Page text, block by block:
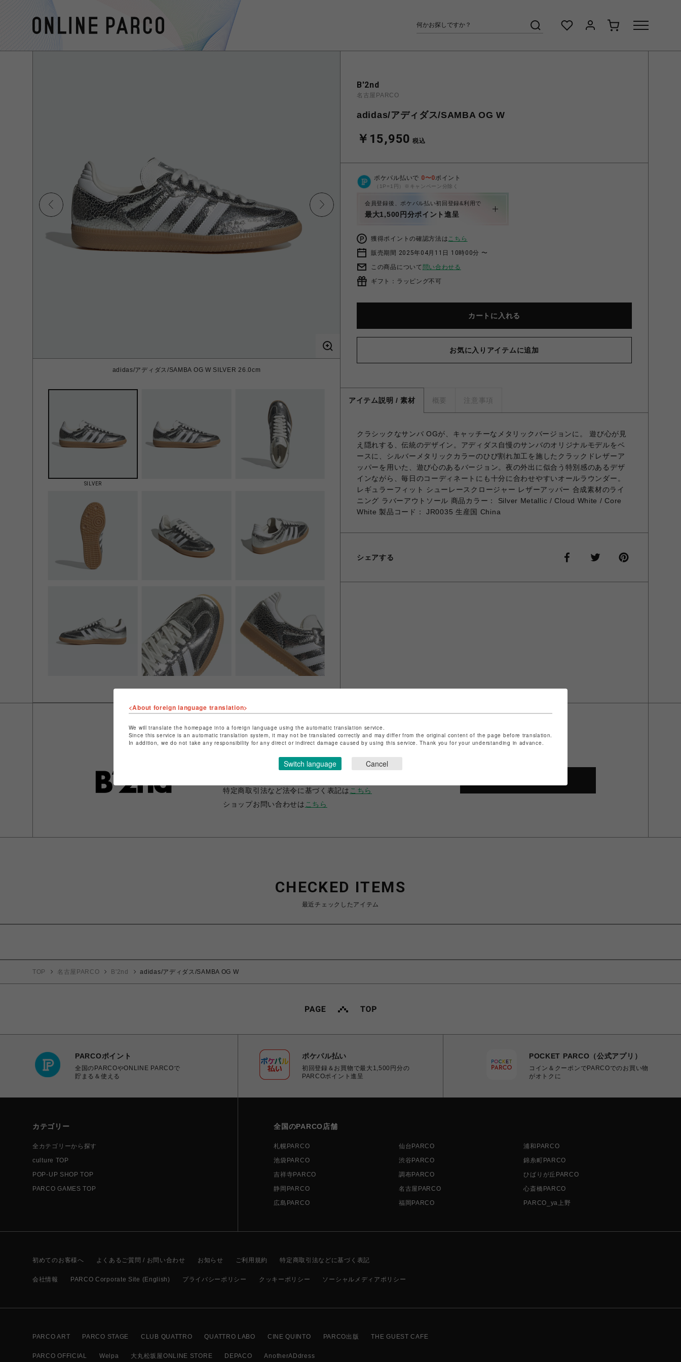
adidas/アディダス/SAMBA OG W SILVER 26.0cm
SILVER
B'2nd
名古屋PARCO
adidas/アディダス/SAMBA OG W
￥15,950 税込
ポケパル払いで 0〜0ポイント
（1P=1円）※キャンペーン分除く
会員登録後、ポケパル払い初回登録&利用で
最大1,500円分ポイント進呈
獲得ポイントの確認方法はこちら
販売期間 2025年04月11日 10時00分 〜
この商品について 問い合わせる
ギフト：ラッピング不可
カートに入れる
お気に入りアイテムに追加
アイテム説明 / 素材 概要 注意事項
クラシックなサンバ OGが、キャッチーなメタリックバージョンに。 遊び心が見
え隠れする、伝統のデザイン。アディダス自慢のサンバのオリジナルモデルをベ
ースに、シルバーメタリックカラーのひび割れ加工を施したクラックドレザーア
ッパーを用いた、遊び心のあるバージョン。夜の外出に似合う特別感のあるデザ
インながら、毎日のコーディネートにも十分に合わせやすいオールラウンダー。
レギュラーフィット シューレースクロージャー レザーアッパー 合成素材のライ
ニング ラバーアウトソール 商品カラー： Silver Metallic / Cloud White / Core
White 製品コード： JR0035 生産国 China
シェアする
B'2nd
名古屋PARCO
特定商取引法など法令に基づく表記は こちら
ショップお問い合わせは こちら
CHECKED ITEMS
最近チェックしたアイテム
TOP 名古屋PARCO B'2nd adidas/アディダス/SAMBA OG W
PARCOポイント
全国のPARCOやONLINE PARCOで
貯まる＆使える
ポケパル払い
初回登録＆お買物で最大1,500円分の
PARCOポイント進呈
POCKET PARCO（公式アプリ）
コイン＆クーポンでPARCOでのお買い物
がオトクに
カテゴリー
全カテゴリーから探す
culture TOP
POP-UP SHOP TOP
PARCO GAMES TOP
全国のPARCO店舗
札幌PARCO 仙台PARCO
浦和PARCO
池袋PARCO
渋谷PARCO
錦糸町PARCO
吉祥寺PARCO
調布PARCO
ひばりが丘PARCO
静岡PARCO
名古屋PARCO
心斎橋PARCO
広島PARCO
福岡PARCO PARCO_ya上野
初めてのお客様へ よくあるご質問 / お問い合わせ お知らせ ご利用規約 特定商取引法などに基づく表記
会社情報 PARCO Corporate Site (English) プライバシーポリシー クッキーポリシー ソーシャルメディアポリシー
PARCO ART PARCO STAGE CLUB QUATTRO QUATTRO LABO CINE QUINTO PARCO出版 THE GUEST CAFE
PARCO OFFICIAL Welpa 大丸松坂屋ONLINE STORE DEPACO AnotherADdress
<About foreign language translation>
We will translate the homepage into a foreign language using the automatic translation service.
Since this service is an automatic translation system, it may not be translated correctly and may differ from the original content of the page before translation.
In addition, we do not take any responsibility for any direct or indirect damage caused by using this service. Thank you for your understanding in advance.
Switch language Cancel